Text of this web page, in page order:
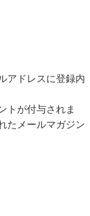
アドレスに登録内
トが付与されま
たメールマガジン